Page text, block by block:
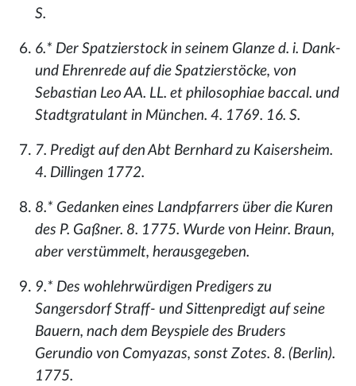
S.
6.* Der Spatzierstock in seinem Glanze d. i. Dank-
und Ehrenrede auf die Spatzierstöcke, von
Sebastian Leo AA. LL. et philosophiae baccal. und
Stadtgratulant in München. 4. 1769. 16. S.
7. Predigt auf den Abt Bernhard zu Kaisersheim.
4. Dillingen 1772.
8.* Gedanken eines Landpfarrers über die Kuren
des P. Gaßner. 8. 1775. Wurde von Heinr. Braun,
aber verstümmelt, herausgegeben.
9.* Des wohlehrwürdigen Predigers zu
Sangersdorf Straff- und Sittenpredigt auf seine
Bauern, nach dem Beyspiele des Bruders
Gerundio von Comyazas, sonst Zotes. 8. (Berlin).
1775.